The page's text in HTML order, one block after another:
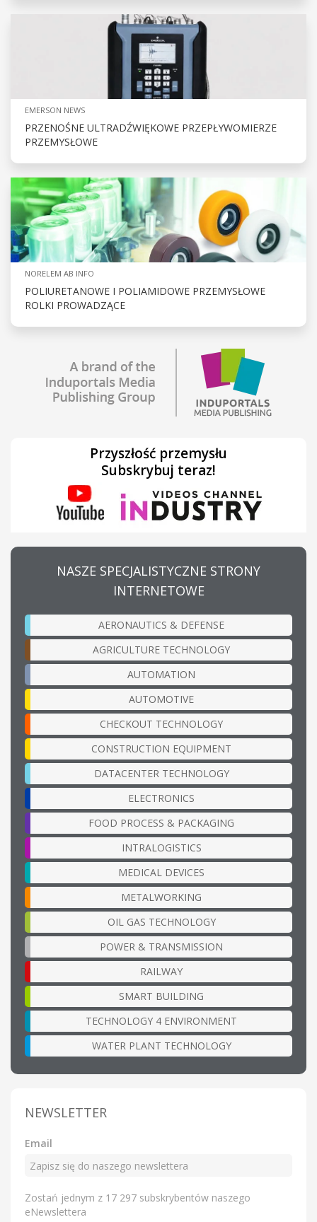
EMERSON NEWS
PRZENOŚNE ULTRADŹWIĘKOWE PRZEPŁYWOMIERZE
PRZEMYSŁOWE
NORELEM AB INFO
POLIURETANOWE I POLIAMIDOWE PRZEMYSŁOWE
ROLKI PROWADZĄCE
Przyszłość przemysłu
Subskrybuj teraz!
NASZE SPECJALISTYCZNE STRONY
INTERNETOWE
AERONAUTICS & DEFENSE
AGRICULTURE TECHNOLOGY
AUTOMATION
AUTOMOTIVE
CHECKOUT TECHNOLOGY
CONSTRUCTION EQUIPMENT
DATACENTER TECHNOLOGY
ELECTRONICS
FOOD PROCESS & PACKAGING
INTRALOGISTICS
MEDICAL DEVICES
METALWORKING
OIL GAS TECHNOLOGY
POWER & TRANSMISSION
RAILWAY
SMART BUILDING
TECHNOLOGY 4 ENVIRONMENT
WATER PLANT TECHNOLOGY
NEWSLETTER
Email
Zostań jednym z 17 297 subskrybentów naszego
eNewslettera